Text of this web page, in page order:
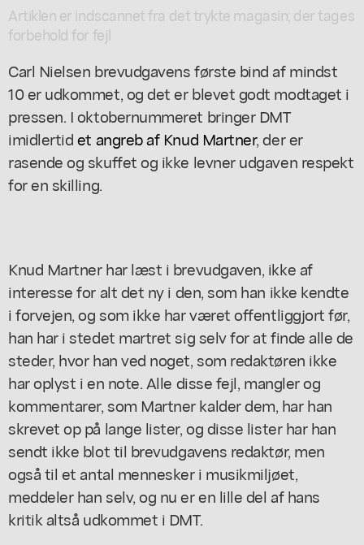
Artiklen er indscannet fra det trykte magasin; der tages
forbehold for fejl
Carl Nielsen brevudgavens første bind af mindst
10 er udkommet, og det er blevet godt modtaget i
pressen. I oktobernummeret bringer DMT
imidlertidet angreb af Knud Martner, der er
rasende og skuffet og ikke levner udgaven respekt
for en skilling.
Knud Martner har læst i brevudgaven, ikke af
interesse for alt det ny i den, som han ikke kendte
i forvejen, og som ikke har været offentliggjort før,
han har i stedet martret sig selv for at finde alle de
steder, hvor han ved noget, som redaktøren ikke
har oplyst i en note. Alle disse fejl, mangler og
kommentarer, som Martner kalder dem, har han
skrevet op på lange lister, og disse lister har han
sendt ikke blot til brevudgavens redaktør, men
også til et antal mennesker i musikmiljøet,
meddeler han selv, og nu er en lille del af hans
kritik altså udkommet i DMT.